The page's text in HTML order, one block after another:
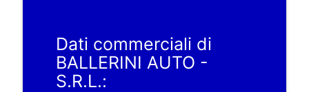
Dati commerciali di
BALLERINI AUTO -
S.R.L.: